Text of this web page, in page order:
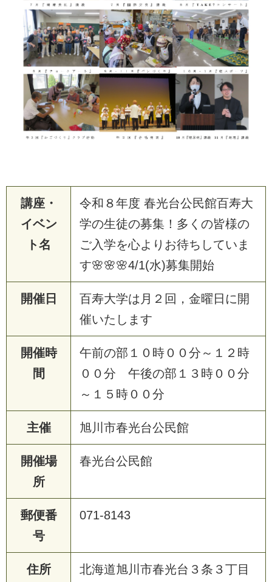
講座・
イベン
ト名
令和８年度 春光台公民館百寿大
学の生徒の募集！多くの皆様の
ご入学を心よりお待ちしていま
す🌸🌸🌸4/1(水)募集開始
開催日
百寿大学は月２回，金曜日に開
催いたします
開催時
間
午前の部１０時００分～１２時
００分 午後の部１３時００分
～１５時００分
主催 旭川市春光台公民館
開催場
所
春光台公民館
郵便番
号
071-8143
住所
北海道旭川市春光台３条３丁目